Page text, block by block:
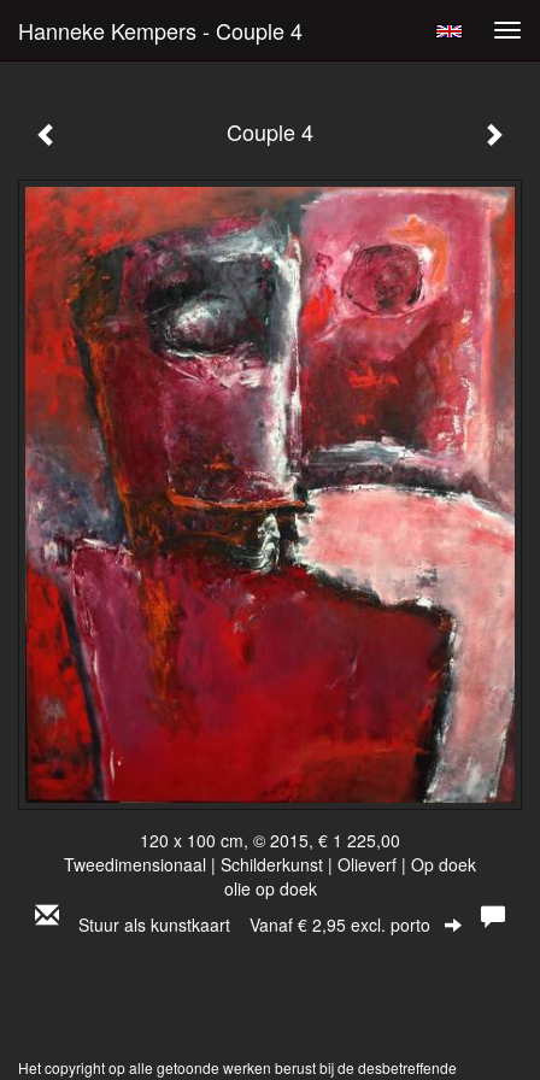
Hanneke Kempers - Couple 4
Couple 4
120 x 100 cm, © 2015, € 1 225,00
Tweedimensionaal | Schilderkunst | Olieverf | Op doek
olie op doek
Stuur als kunstkaart Vanaf € 2,95 excl. porto
Het copyright op alle getoonde werken berust bij de desbetreffende